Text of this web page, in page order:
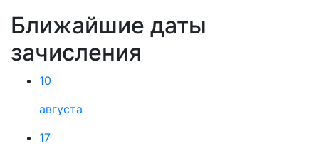
Ближайшие даты
зачисления
10
августа
17